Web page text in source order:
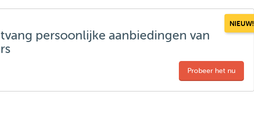
NIEUW!
persoonlijke aanbiedingen van
Probeer het nu